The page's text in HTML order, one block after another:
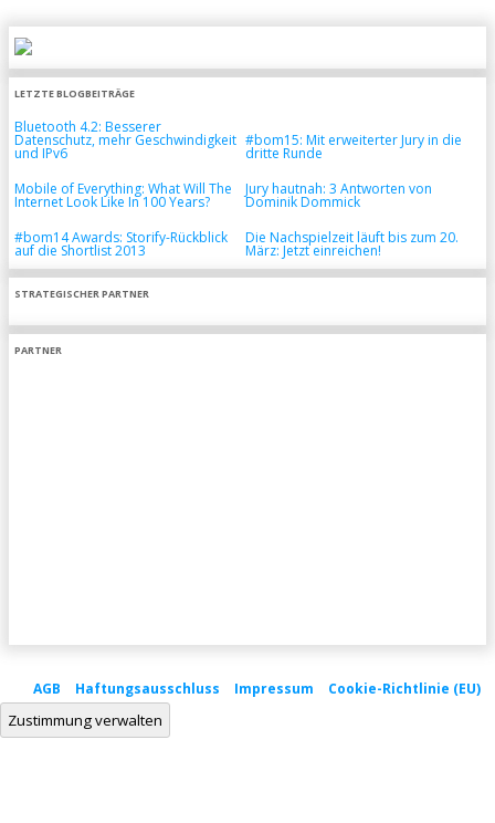
LETZTE BLOGBEITRÄGE
Bluetooth 4.2: Besserer
Datenschutz, mehr Geschwindigkeit
und IPv6
#bom15: Mit erweiterter Jury in die
dritte Runde
Mobile of Everything: What Will The
Internet Look Like In 100 Years?
Jury hautnah: 3 Antworten von
Dominik Dommick
#bom14 Awards: Storify-Rückblick
auf die Shortlist 2013
Die Nachspielzeit läuft bis zum 20.
März: Jetzt einreichen!
STRATEGISCHER PARTNER
PARTNER
AGB Haftungsausschluss Impressum Cookie-Richtlinie (EU)
Zustimmung verwalten